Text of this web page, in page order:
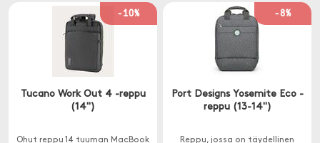
-10%
Tucano Work Out 4 -reppu
(14")
Ohut reppu 14 tuuman MacBook
-8%
Port Designs Yosemite Eco -
reppu (13-14")
Reppu, jossa on täydellinen